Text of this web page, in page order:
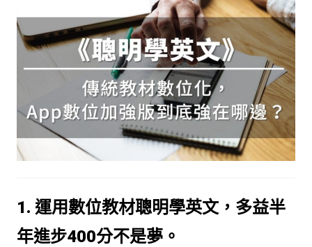
1. 運用數位教材聰明學英文，多益半
年進步400分不是夢。